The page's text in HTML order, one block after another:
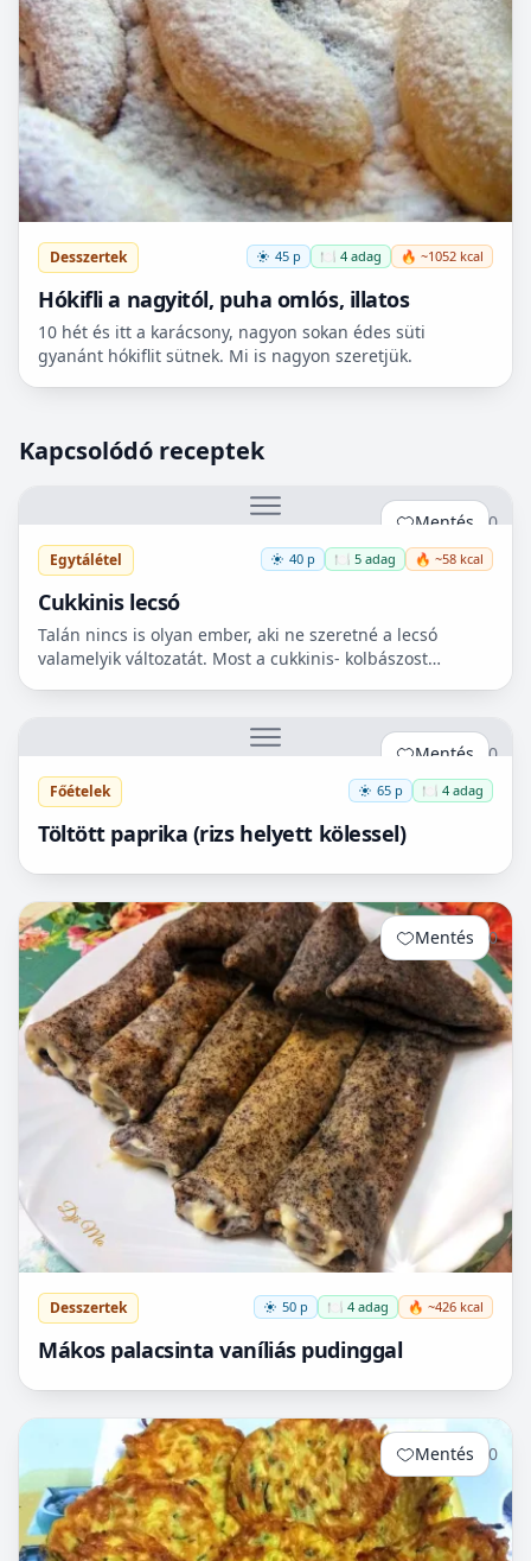
Desszertek 45 p 🍽️ 4 adag 🔥 ~1052 kcal
Hókifli a nagyitól, puha omlós, illatos
10 hét és itt a karácsony, nagyon sokan édes süti
gyanánt hókiflit sütnek. Mi is nagyon szeretjük.
Kapcsolódó receptek
Mentés 0
Egytálétel 40 p 🍽️ 5 adag 🔥 ~58 kcal
Cukkinis lecsó
Talán nincs is olyan ember, aki ne szeretné a lecsó
valamelyik változatát. Most a cukkinis- kolbászost
Mentés 0
Főételek 65 p 🍽️ 4 adag
Töltött paprika (rizs helyett kölessel)
Mentés 0
Desszertek 50 p 🍽️ 4 adag 🔥 ~426 kcal
Mákos palacsinta vaníliás pudinggal
Mentés 0